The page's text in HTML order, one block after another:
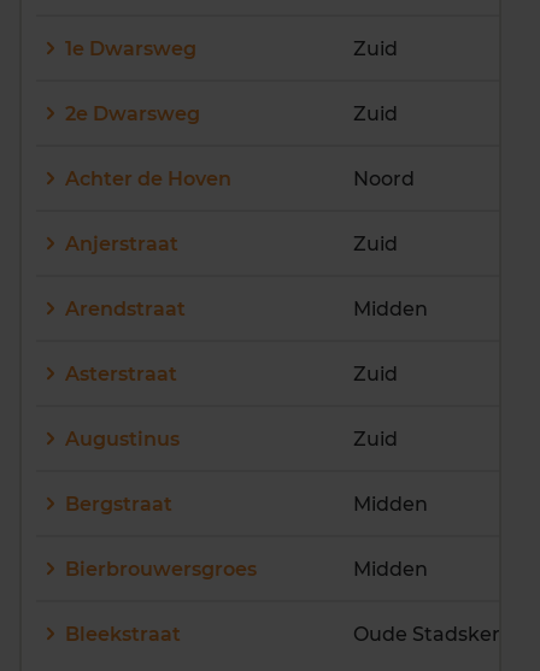
Q
R U
1e Dwarsweg Zuid
2e Dwarsweg Zuid
Achter de Hoven Noord
Anjerstraat Zuid
Arendstraat Midden
Asterstraat Zuid
Augustinus Zuid
Bergstraat Midden
Bierbrouwersgroes Midden
Bleekstraat Oude Stadskern